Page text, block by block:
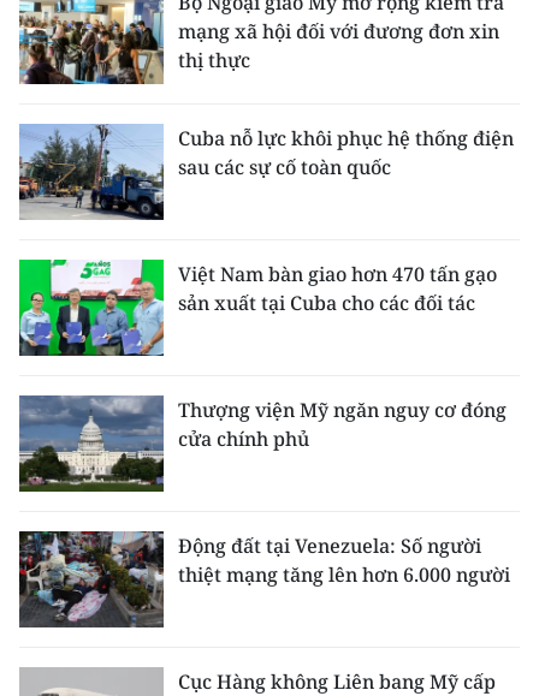
mạng xã hội đối với đương đơn xin
thị thực
Cuba nỗ lực khôi phục hệ thống điện
sau các sự cố toàn quốc
Việt Nam bàn giao hơn 470 tấn gạo
sản xuất tại Cuba cho các đối tác
Thượng viện Mỹ ngăn nguy cơ đóng
cửa chính phủ
Động đất tại Venezuela: Số người
thiệt mạng tăng lên hơn 6.000 người
Cục Hàng không Liên bang Mỹ cấp